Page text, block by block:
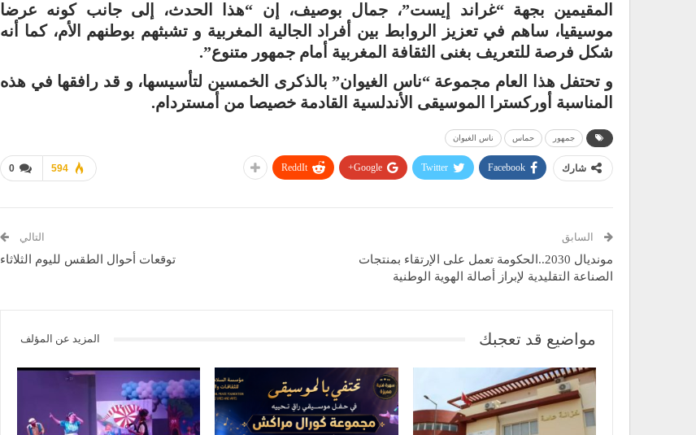
المقيمين بجهة “غراند إيست”، جمال بوصيف، إن “هذا الحدث، إلى جانب كونه عرضا
موسيقيا، ساهم في تعزيز الروابط بين أفراد الجالية المغربية و تشبثهم بوطنهم الأم، كما أنه
شكل فرصة للتعريف بغنى الثقافة المغربية أمام جمهور متنوع”.
و تحتفل هذا العام مجموعة “ناس الغيوان” بالذكرى الخمسين لتأسيسها، و قد رافقها في هذه
المناسبة أوركسترا الموسيقى الأندلسية القادمة خصيصا من أمستردام.
جمهور حماس ناس الغيوان
0 594 شارك Facebook
Twitter
Google+
ReddIt
السابق
مونديال 2030..الحكومة تعمل على الإرتقاء بمنتجات
الصناعة التقليدية لإبراز أصالة الهوية الوطنية
التالي
توقعات أحوال الطقس لليوم الثلاثاء
مواضيع قد تعجبك المزيد عن المؤلف